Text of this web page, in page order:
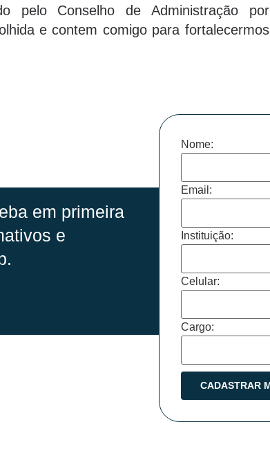
pelo Conselho de Administração por
e contem comigo para fortalecermos
em primeira
e
Nome:
Email:
Instituição:
Celular:
Cargo: